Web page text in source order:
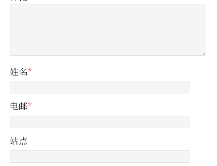
姓名*
电邮*
站点